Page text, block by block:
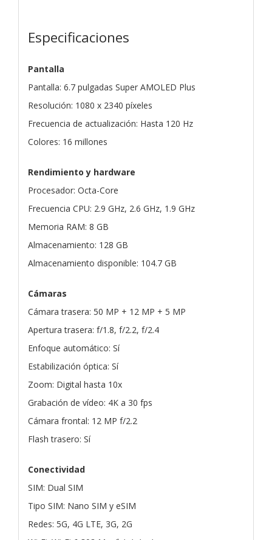
Especificaciones
Pantalla
Pantalla: 6.7 pulgadas Super AMOLED Plus
Resolución: 1080 x 2340 píxeles
Frecuencia de actualización: Hasta 120 Hz
Colores: 16 millones
Rendimiento y hardware
Procesador: Octa-Core
Frecuencia CPU: 2.9 GHz, 2.6 GHz, 1.9 GHz
Memoria RAM: 8 GB
Almacenamiento: 128 GB
Almacenamiento disponible: 104.7 GB
Cámaras
Cámara trasera: 50 MP + 12 MP + 5 MP
Apertura trasera: f/1.8, f/2.2, f/2.4
Enfoque automático: Sí
Estabilización óptica: Sí
Zoom: Digital hasta 10x
Grabación de vídeo: 4K a 30 fps
Cámara frontal: 12 MP f/2.2
Flash trasero: Sí
Conectividad
SIM: Dual SIM
Tipo SIM: Nano SIM y eSIM
Redes: 5G, 4G LTE, 3G, 2G